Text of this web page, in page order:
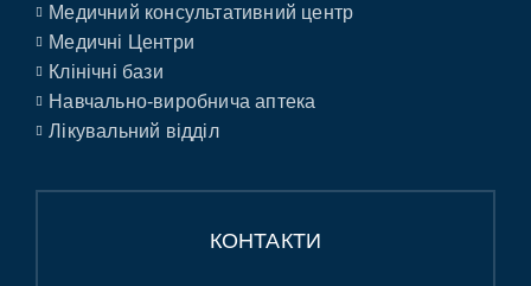
Медичний консультативний центр
Медичні Центри
Клінічні бази
Навчально-виробнича аптека
Лікувальний відділ
КОНТАКТИ